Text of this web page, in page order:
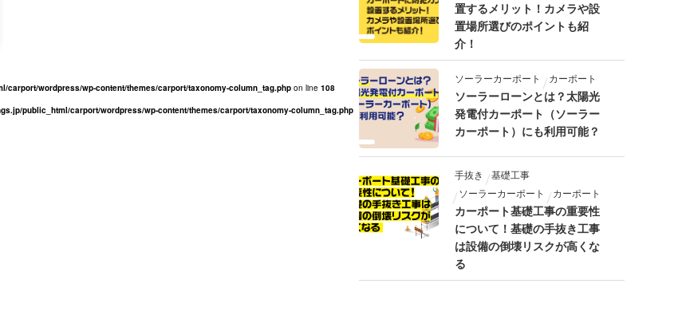
carport/wordpress/wp-content/themes/carport/taxonomy-column_tag.php on line 108
public_html/carport/wordpress/wp-content/themes/carport/taxonomy-column_tag.php
置するメリット！カメラや設
置場所選びのポイントも紹
介！
ソーラーカーポート カーポート
ソーラーローンとは？太陽光
発電付カーポート（ソーラー
カーポート）にも利用可能？
手抜き
基礎工事
ソーラーカーポート
カーポート
カーポート基礎工事の重要性
について！基礎の手抜き工事
は設備の倒壊リスクが高くな
る